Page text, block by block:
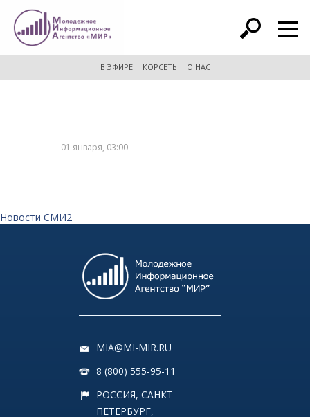
расширенный поиск
В ЭФИРЕ КОРСЕТЬ О НАС
01 января, 03:00
Новости СМИ2
MIA@MI-MIR.RU
8 (800) 555-95-11
РОССИЯ, САНКТ-
ПЕТЕРБУРГ,